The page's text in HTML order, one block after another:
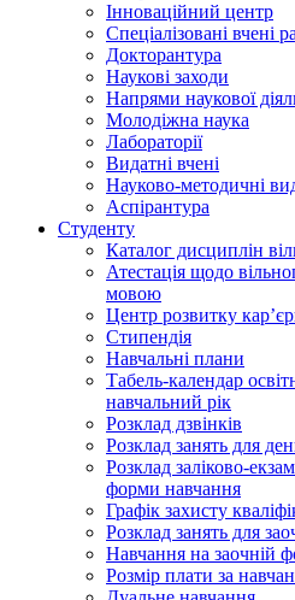
Інноваційний центр
Спеціалізовані вчені
Докторантура
Наукові заходи
Напрями наукової
Молодіжна наука
Лабораторії
Видатні вчені
Науково-методичні
Аспірантура
Студенту
Каталог дисциплін
Атестація щодо
мовою
Центр розвитку
Стипендія
Навчальні плани
Табель-календар
навчальний рік
Розклад дзвінків
Розклад занять для
Розклад заліково-
форми навчання
Графік захисту
Розклад занять для
Навчання на заочній
Розмір плати за